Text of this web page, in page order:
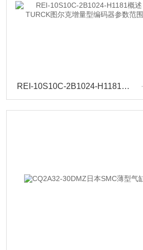
REI-10S10C-2B1024-H1181概述TURCK图尔克增量型编码器参数范围